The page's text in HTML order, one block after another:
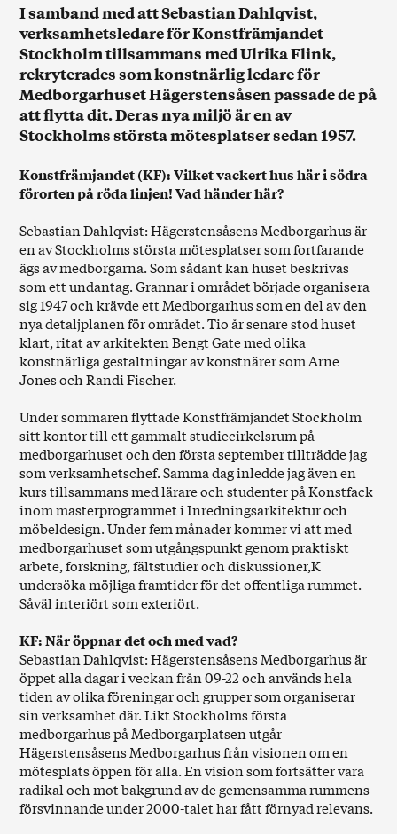
I samband med att Sebastian Dahlqvist,
verksamhetsledare för Konstfrämjandet
Stockholm tillsammans med Ulrika Flink,
rekryterades som konstnärlig ledare för
Medborgarhuset Hägerstensåsen passade de på
att flytta dit. Deras nya miljö är en av
Stockholms största mötesplatser sedan 1957.
Konstfrämjandet (KF): Vilket vackert hus här i södra
förorten på röda linjen! Vad händer här?
Sebastian Dahlqvist: Hägerstensåsens Medborgarhus är
en av Stockholms största mötesplatser som fortfarande
ägs av medborgarna. Som sådant kan huset beskrivas
som ett undantag. Grannar i området började organisera
sig 1947 och krävde ett Medborgarhus som en del av den
nya detaljplanen för området. Tio år senare stod huset
klart, ritat av arkitekten Bengt Gate med olika
konstnärliga gestaltningar av konstnärer som Arne
Jones och Randi Fischer.
Under sommaren flyttade Konstfrämjandet Stockholm
sitt kontor till ett gammalt studiecirkelsrum på
medborgarhuset och den första september tillträdde jag
som verksamhetschef. Samma dag inledde jag även en
kurs tillsammans med lärare och studenter på Konstfack
inom masterprogrammet i Inredningsarkitektur och
möbeldesign. Under fem månader kommer vi att med
medborgarhuset som utgångspunkt genom praktiskt
arbete, forskning, fältstudier och diskussioner,K
undersöka möjliga framtider för det offentliga rummet.
Såväl interiört som exteriört.
KF: När öppnar det och med vad?
Sebastian Dahlqvist: Hägerstensåsens Medborgarhus är
öppet alla dagar i veckan från 09-22 och används hela
tiden av olika föreningar och grupper som organiserar
sin verksamhet där. Likt Stockholms första
medborgarhus på Medborgarplatsen utgår
Hägerstensåsens Medborgarhus från visionen om en
mötesplats öppen för alla. En vision som fortsätter vara
radikal och mot bakgrund av de gemensamma rummens
försvinnande under 2000-talet har fått förnyad relevans.